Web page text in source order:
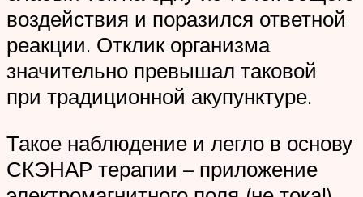
воздействия и поразился ответной
реакции. Отклик организма
значительно превышал таковой
при традиционной акупунктуре.
Такое наблюдение и легло в основу
СКЭНАР терапии – приложение